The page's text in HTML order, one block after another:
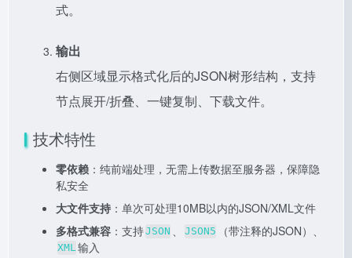
式。
输出
右侧区域显示格式化后的JSON树形结构，支持
节点展开/折叠、一键复制、下载文件。
技术特性
零依赖 ：纯前端处理，无需上传数据至服务器，保障隐
私安全
大文件支持 ：单次可处理10MB以内的JSON/XML文件
多格式兼容 ：支持JSON 、 JSON5 （带注释的JSON）、
XML输入